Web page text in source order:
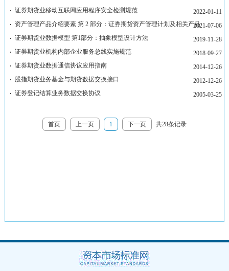
首页 上一页 1 下一页 共28条记录